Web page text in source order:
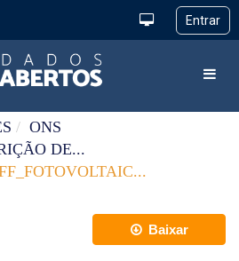
ONS
DE...
Baixar